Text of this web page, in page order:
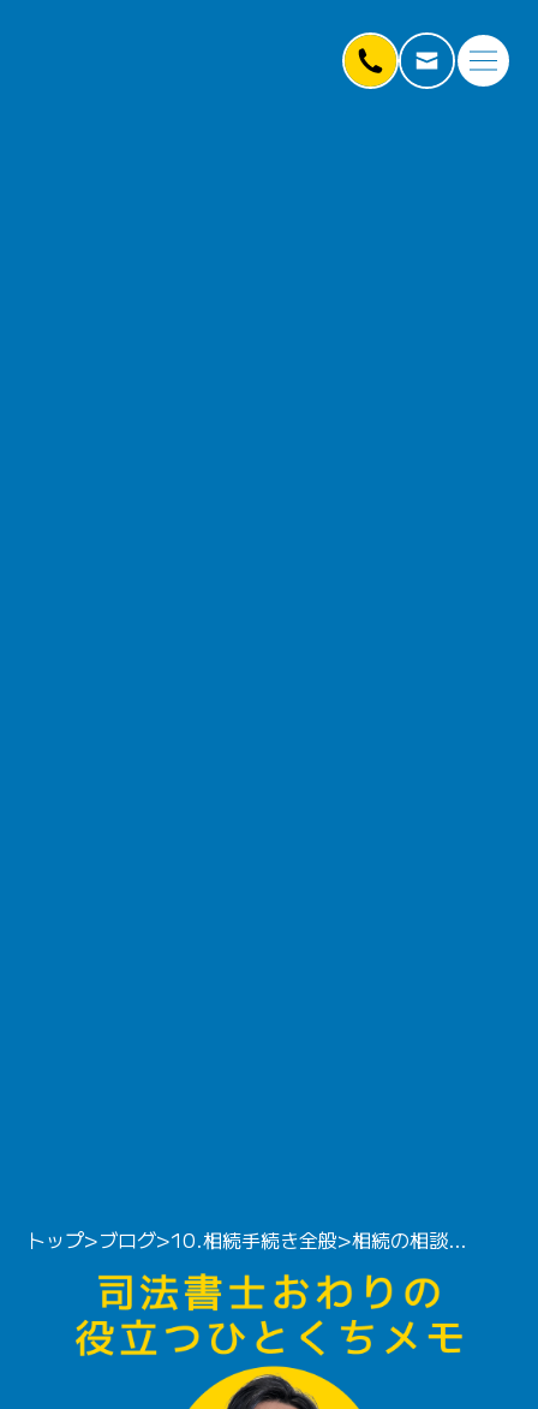
トップ>ブログ>10.相続手続き全般> 相続の相談、誰に行けばいい？——司法書士・税理士・弁護士の使い分け